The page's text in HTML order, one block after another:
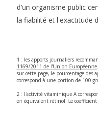
d'un organisme public
la fiabilité et l'exactitude
1 : les apports journaliers
1169/2011 de l'Union Européenne
sur cette page, le pourcentage des
correspond à une portion de 100
2 : l'activité vitaminique A
en équivalent rétinol. Le